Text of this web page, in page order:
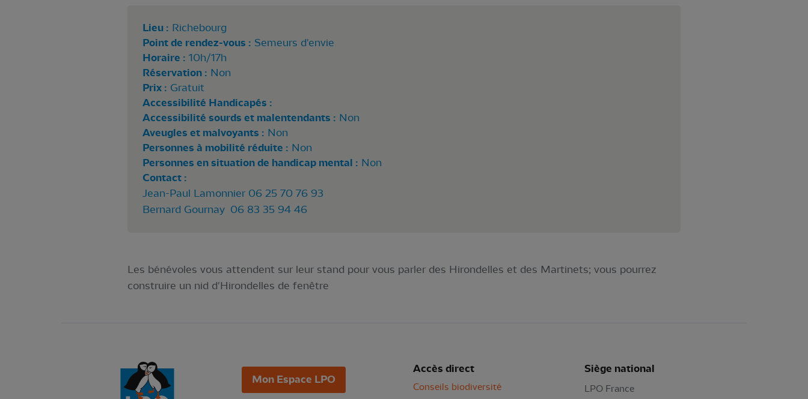
Lieu : Richebourg
Point de rendez-vous : Semeurs d'envie
Horaire : 10h/17h
Réservation : Non
Prix : Gratuit
Accessibilité Handicapés :
Accessibilité sourds et malentendants : Non
Aveugles et malvoyants : Non
Personnes à mobilité réduite : Non
Personnes en situation de handicap mental : Non
Contact :
Jean-Paul Lamonnier 06 25 70 76 93
Bernard Gournay 06 83 35 94 46
Les bénévoles vous attendent sur leur stand pour vous parler des Hirondelles et des Martinets; vous pourrez
construire un nid d'Hirondelles de fenêtre
Mon Espace LPO
Accès direct
Conseils biodiversité
Siège national
LPO France